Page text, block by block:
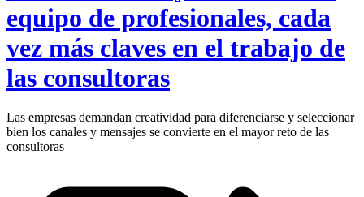
equipo de profesionales, cada
vez más claves en el trabajo de
las consultoras
Las empresas demandan creatividad para diferenciarse y seleccionar
bien los canales y mensajes se convierte en el mayor reto de las
consultoras